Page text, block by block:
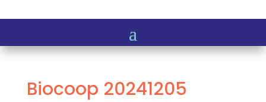
Biocoop 20241205